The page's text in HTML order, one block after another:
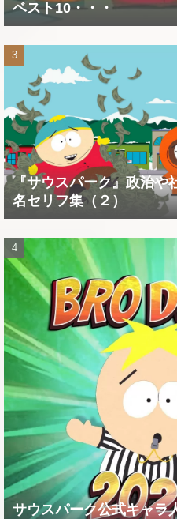
ベスト10・・・
『サウスパーク』政治や
名セリフ集（２）
サウスパーク公式キャラ